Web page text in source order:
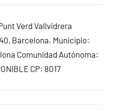
Verd Vallvidrera
Barcelona. Municipio:
Comunidad Autónoma:
CP: 8017